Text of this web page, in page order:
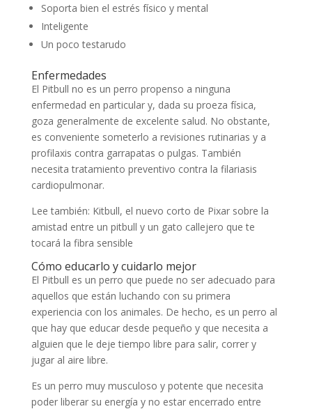
Soporta bien el estrés físico y mental
Inteligente
Un poco testarudo
Enfermedades
El Pitbull no es un perro propenso a ninguna
enfermedad en particular y, dada su proeza física,
goza generalmente de excelente salud. No obstante,
es conveniente someterlo a revisiones rutinarias y a
profilaxis contra garrapatas o pulgas. También
necesita tratamiento preventivo contra la filariasis
cardiopulmonar.
Lee también: Kitbull, el nuevo corto de Pixar sobre la
amistad entre un pitbull y un gato callejero que te
tocará la fibra sensible
Cómo educarlo y cuidarlo mejor
El Pitbull es un perro que puede no ser adecuado para
aquellos que están luchando con su primera
experiencia con los animales. De hecho, es un perro al
que hay que educar desde pequeño y que necesita a
alguien que le deje tiempo libre para salir, correr y
jugar al aire libre.
Es un perro muy musculoso y potente que necesita
poder liberar su energía y no estar encerrado entre